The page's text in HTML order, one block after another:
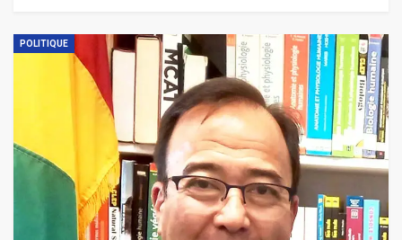
POLITIQUE